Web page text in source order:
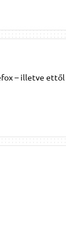
– illetve ettől